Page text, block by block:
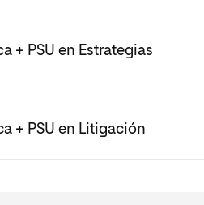
+ PSU en Estrategias
+ PSU en Litigación